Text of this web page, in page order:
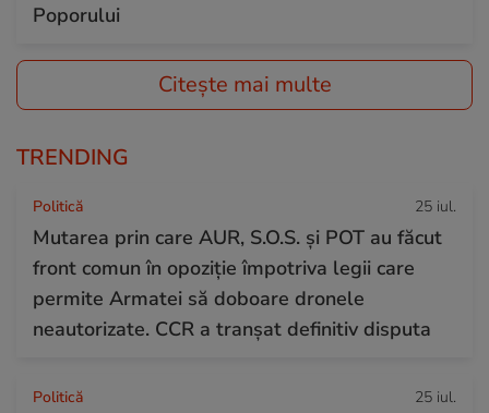
Poporului
Citește mai multe
TRENDING
Politică 25 iul.
Mutarea prin care AUR, S.O.S. și POT au făcut
front comun în opoziție împotriva legii care
permite Armatei să doboare dronele
neautorizate. CCR a tranșat definitiv disputa
Politică 25 iul.